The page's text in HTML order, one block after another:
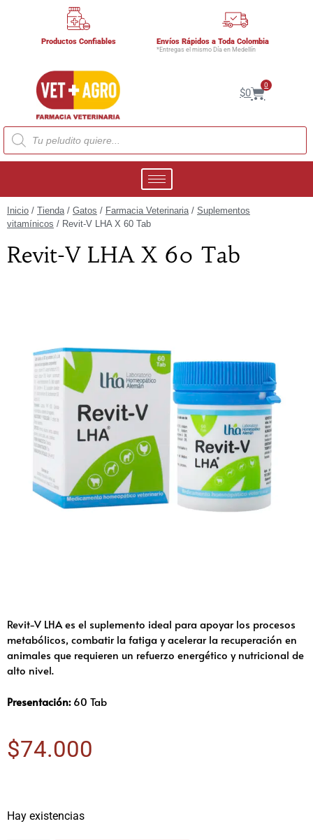
Productos Confiables Envíos Rápidos a Toda Colombia
*Entregas el mismo Día en Medellín
$0
0
Inicio / Tienda/ Gatos / Farmacia Veterinaria/ Suplementos
vitamínicos / Revit-V LHA X 60 Tab
Revit-V LHA X 60 Tab
Revit-V LHA es el suplemento ideal para apoyar los procesos
metabólicos, combatir la fatiga y acelerar la recuperación en
animales que requieren un refuerzo energético y nutricional de
alto nivel.
Presentación:60 Tab
$74.000
Hay existencias